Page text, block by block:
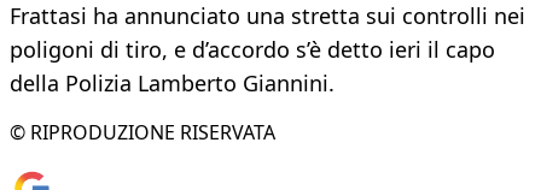
Frattasi ha annunciato una stretta sui controlli nei
poligoni di tiro, e d’accordo s’è detto ieri il capo
della Polizia Lamberto Giannini.
© RIPRODUZIONE RISERVATA